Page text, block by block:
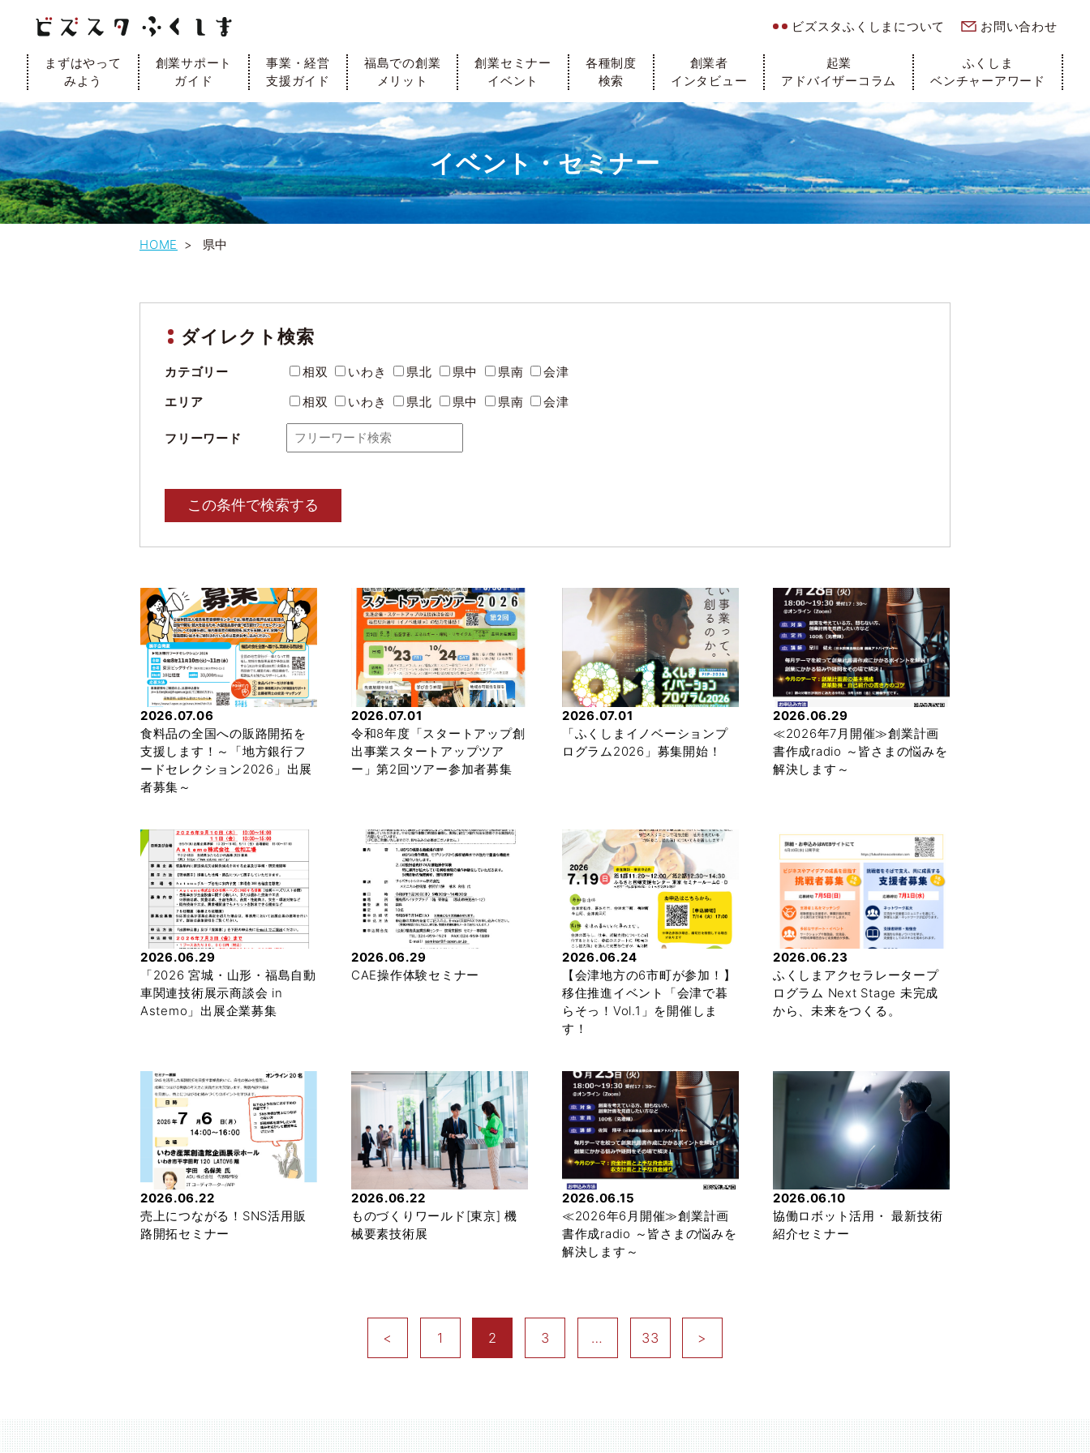
ビズスタふくしまについて お問い合わせ
まずはやって
みよう
創業サポート
ガイド
事業・経営
支援ガイド
福島での創業
メリット
創業セミナー
イベント
各種制度
検索
創業者
インタビュー
起業
アドバイザーコラム
ふくしま
ベンチャーアワード
イベント・セミナー
HOME 県中
ダイレクト検索
カテゴリー 相双 いわき 県北 県中 県南
会津
エリア
相双 いわき 県北 県中 県南 会津
フリーワード
この条件で検索する
2026.07.06
食料品の全国への販路開拓を
支援します！～「地方銀行フ
ードセレクション2026」出展
者募集～
2026.07.01
令和8年度「スタートアップ創
出事業スタートアップツア
ー」第2回ツアー参加者募集
2026.07.01
「ふくしまイノベーションプ
ログラム2026」募集開始！
2026.06.29
≪2026年7月開催≫創業計画
書作成radio ～皆さまの悩みを
解決します～
2026.06.29
「2026 宮城・山形・福島自動
車関連技術展示商談会 in
Astemo」出展企業募集
2026.06.29
CAE操作体験セミナー
2026.06.24
【会津地方の6市町が参加！】
移住推進イベント「会津で暮
らそっ！Vol.1」を開催しま
す！
2026.06.23
ふくしまアクセラレータープ
ログラム Next Stage 未完成
から、未来をつくる。
2026.06.22
売上につながる！SNS活用販
路開拓セミナー
2026.06.22
ものづくりワールド[東京] 機
械要素技術展
2026.06.15
≪2026年6月開催≫創業計画
書作成radio ～皆さまの悩みを
解決します～
2026.06.10
協働ロボット活用・ 最新技術
紹介セミナー
ー
シ
ョ
ン
<
前の
ペー
ジへ
1
ペー
ジへ
2
ペー
ジへ
3
ペー
ジへ
… 33
ペー
ジへ
>
次の
ペー
ジへ